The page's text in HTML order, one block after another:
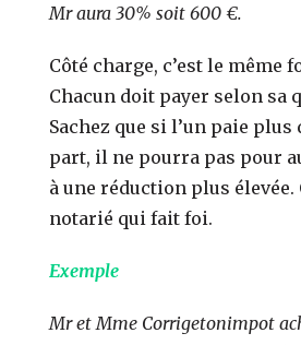
Mr aura 30% soit 600 €.
Côté charge, c’est le même
Chacun doit payer selon sa
Sachez que si l’un paie plus
part, il ne pourra pas pour
à une réduction plus élevée.
notarié qui fait foi.
Exemple
Mr et Mme Corrigetonimpot